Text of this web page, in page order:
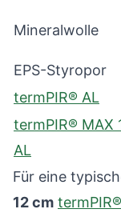
Mineralwolle
EPS-Styropor
termPIR® AL
termPIR® MAX
AL
Für eine
12 cm